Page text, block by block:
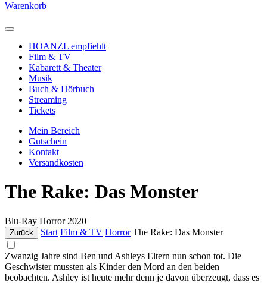
Warenkorb
HOANZL empfiehlt
Film & TV
Kabarett & Theater
Musik
Buch & Hörbuch
Streaming
Tickets
Mein Bereich
Gutschein
Kontakt
Versandkosten
The Rake: Das Monster
Blu-Ray Horror 2020
Zurück Start Film & TV Horror The Rake: Das Monster
Zwanzig Jahre sind Ben und Ashleys Eltern nun schon tot. Die
Geschwister mussten als Kinder den Mord an den beiden
beobachten. Ashley ist heute mehr denn je davon überzeugt, dass es